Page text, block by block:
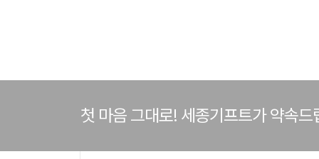
첫 마음 그대로! 세종기프트가 약속드